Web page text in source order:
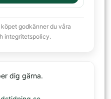
godkänner du våra
integritetspolicy.
dig gärna.